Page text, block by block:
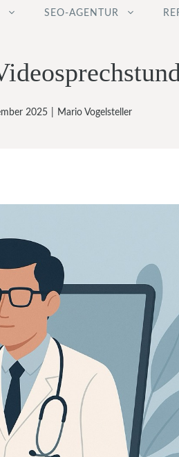
SEO-AGENTUR
2025 Mario Vogelsteller